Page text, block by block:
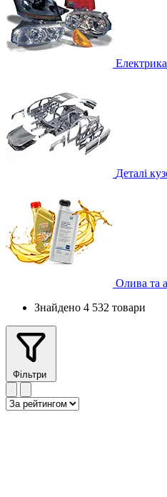
Деталі
Олива та
Знайдено 4 532 товари
Фільтри